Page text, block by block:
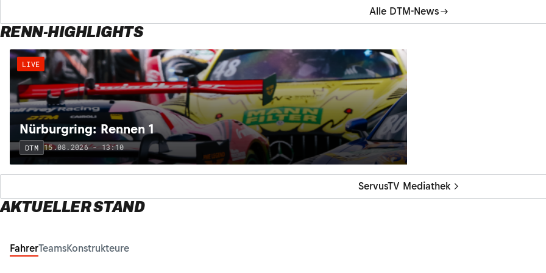
Alle DTM-News
RENN-HIGHLIGHTS
ServusTV Mediathek
LIVE
Nürburgring: Rennen 1
DTM 15.08.2026 - 13:10
AKTUELLER STAND
FahrerTeamsKonstrukteure